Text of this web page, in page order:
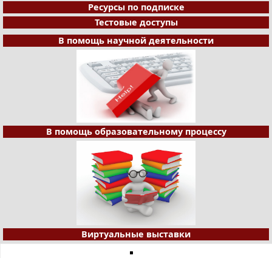
Ресурсы по подписке
Тестовые доступы
В помощь научной деятельности
В помощь образовательному процессу
Виртуальные выставки